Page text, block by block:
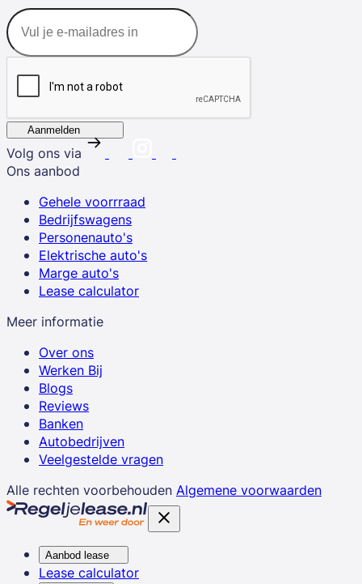
Aanmelden
Volg ons via
Ons aanbod
Gehele voorrraad
Bedrijfswagens
Personenauto's
Elektrische auto's
Marge auto's
Lease calculator
Meer informatie
Over ons
Werken Bij
Blogs
Reviews
Banken
Autobedrijven
Veelgestelde vragen
Alle rechten voorbehouden Algemene voorwaarden
Aanbod lease
Lease calculator